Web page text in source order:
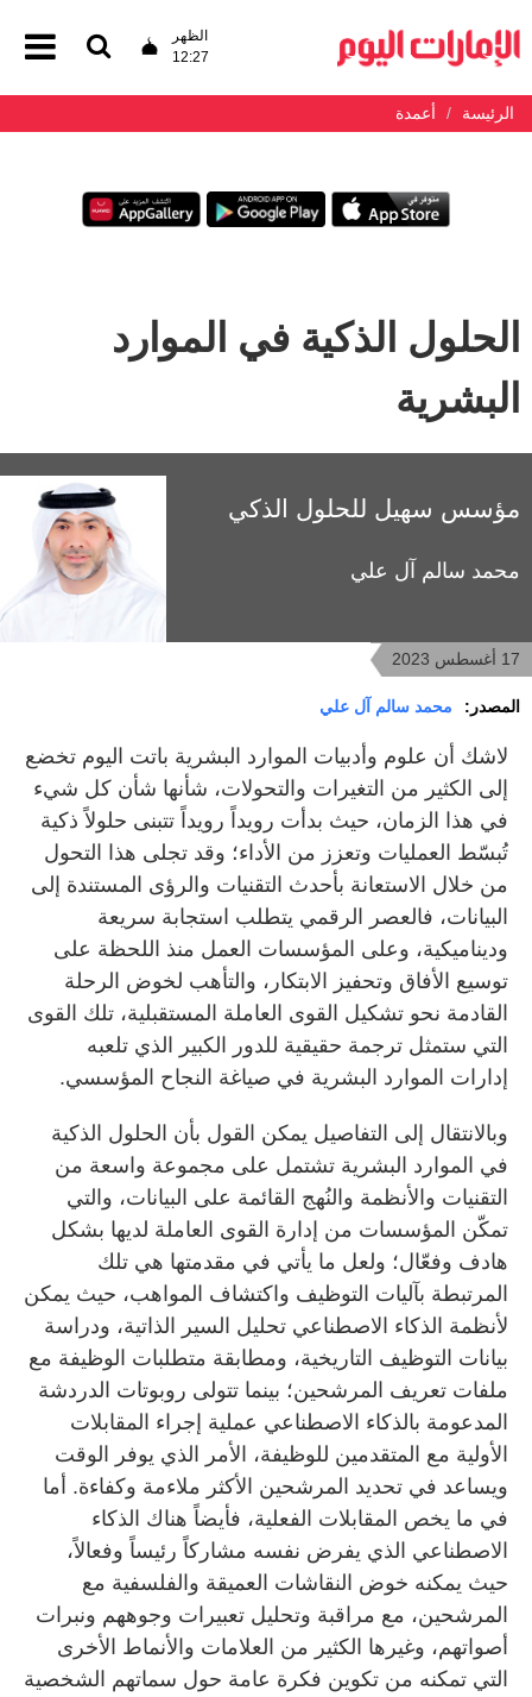
الظهر
12:27
الرئيسة أعمدة
الحلول الذكية في الموارد
البشرية
مؤسس سهيل للحلول الذكي
محمد سالم آل علي
17 أغسطس 2023
المصدر: محمد سالم آل علي
لاشك أن علوم وأدبيات الموارد البشرية باتت اليوم تخضع
إلى الكثير من التغيرات والتحولات، شأنها شأن كل شيء
في هذا الزمان، حيث بدأت رويداً رويداً تتبنى حلولاً ذكية
تُبسّط العمليات وتعزز من الأداء؛ وقد تجلى هذا التحول
من خلال الاستعانة بأحدث التقنيات والرؤى المستندة إلى
البيانات، فالعصر الرقمي يتطلب استجابة سريعة
وديناميكية، وعلى المؤسسات العمل منذ اللحظة على
توسيع الأفاق وتحفيز الابتكار، والتأهب لخوض الرحلة
القادمة نحو تشكيل القوى العاملة المستقبلية، تلك القوى
التي ستمثل ترجمة حقيقية للدور الكبير الذي تلعبه
إدارات الموارد البشرية في صياغة النجاح المؤسسي.
وبالانتقال إلى التفاصيل يمكن القول بأن الحلول الذكية
في الموارد البشرية تشتمل على مجموعة واسعة من
التقنيات والأنظمة والنُهج القائمة على البيانات، والتي
تمكّن المؤسسات من إدارة القوى العاملة لديها بشكل
هادف وفعّال؛ ولعل ما يأتي في مقدمتها هي تلك
المرتبطة بآليات التوظيف واكتشاف المواهب، حيث يمكن
لأنظمة الذكاء الاصطناعي تحليل السير الذاتية، ودراسة
بيانات التوظيف التاريخية، ومطابقة متطلبات الوظيفة مع
ملفات تعريف المرشحين؛ بينما تتولى روبوتات الدردشة
المدعومة بالذكاء الاصطناعي عملية إجراء المقابلات
الأولية مع المتقدمين للوظيفة، الأمر الذي يوفر الوقت
ويساعد في تحديد المرشحين الأكثر ملاءمة وكفاءة. أما
في ما يخص المقابلات الفعلية، فأيضاً هناك الذكاء
الاصطناعي الذي يفرض نفسه مشاركاً رئيساً وفعالاً،
حيث يمكنه خوض النقاشات العميقة والفلسفية مع
المرشحين، مع مراقبة وتحليل تعبيرات وجوههم ونبرات
أصواتهم، وغيرها الكثير من العلامات والأنماط الأخرى
التي تمكنه من تكوين فكرة عامة حول سماتهم الشخصية